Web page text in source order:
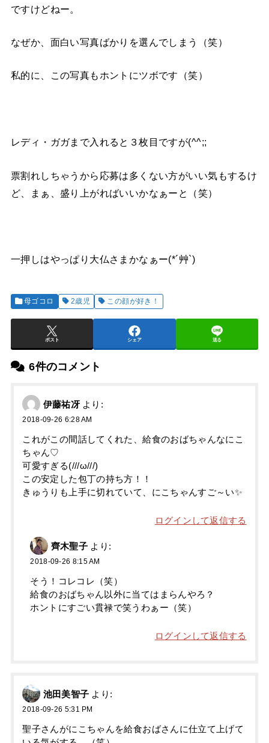
ですけどねー。
なぜか、面白い写真ばかりを選んでしまう（笑）
私的に、この写真もホントにツボです（笑）
レディ・ガガまで入れると３枚目ですが(^^;;
票割れしちゃうから応募は多くない方がいい気もするけ
ど、まぁ、盛り上がればいいかなぁーと（笑）
一押しはやっぱり大仏さまかなぁー(*´艸`)
母ゴコロ 2歳児 この顔が好き！
ポスト シェア 送る
6件のコメント
伊藤祐冴 より:
2018-09-26 6:28 AM
これがこの間話してくれた、給食のおばちゃんなにこ
ちゃん♡
可愛すぎる(///ω///)
この安定した包丁の持ち方！！
きゅうりも上手に切れていて、にこちゃんすご～い✨
ログインして返信する
齊木聖子 より:
2018-09-26 8:15 AM
そう！コレコレ（笑）
給食のおばちゃん以外に当てはまらんやろ？
ホントにすごい貫禄で笑うわぁー（笑）
ログインして返信する
池田美智子 より:
2018-09-26 5:31 PM
聖子さんがにこちゃんを給食おばさんに仕立て上げて